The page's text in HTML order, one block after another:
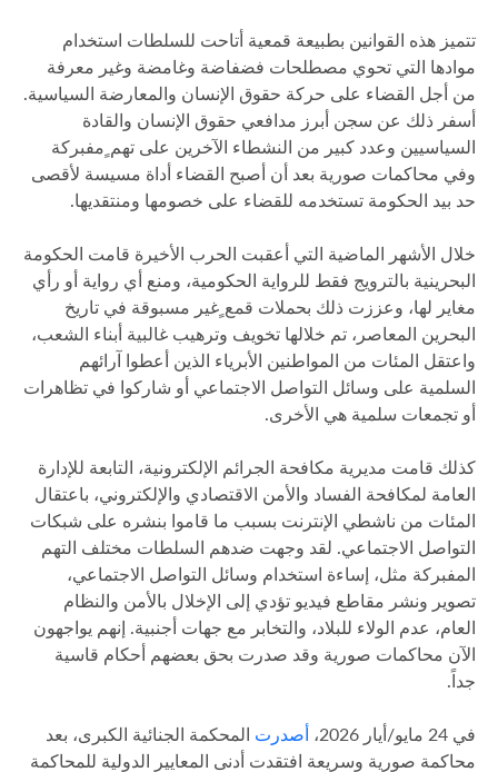
تتميز هذه القوانين بطبيعة قمعية أتاحت للسلطات استخدام
موادها التي تحوي مصطلحات فضفاضة وغامضة وغير معرفة
من أجل القضاء على حركة حقوق الإنسان والمعارضة السياسية.
أسفر ذلك عن سجن أبرز مدافعي حقوق الإنسان والقادة
السياسيين وعدد كبير من النشطاء الآخرين على تهم ٍمفبركة
وفي محاكمات صورية بعد أن أصبح القضاء أداة مسيسة لأقصى
حد بيد الحكومة تستخدمه للقضاء على خصومها ومنتقديها.
خلال الأشهر الماضية التي أعقبت الحرب الأخيرة قامت الحكومة
البحرينية بالترويج فقط للرواية الحكومية، ومنع أي رواية أو رأي
مغاير لها، وعززت ذلك بحملات قمع ٍغير مسبوقة في تاريخ
البحرين المعاصر، تم خلالها تخويف وترهيب غالبية أبناء الشعب،
واعتقل المئات من المواطنين الأبرياء الذين أعطوا آرائهم
السلمية على وسائل التواصل الاجتماعي أو شاركوا في تظاهرات
أو تجمعات سلمية هي الأخرى.
كذلك قامت مديرية مكافحة الجرائم الإلكترونية، التابعة للإدارة
العامة لمكافحة الفساد والأمن الاقتصادي والإلكتروني، باعتقال
المئات من ناشطي الإنترنت بسبب ما قاموا بنشره على شبكات
التواصل الاجتماعي. لقد وجهت ضدهم السلطات مختلف التهم
المفبركة مثل، إساءة استخدام وسائل التواصل الاجتماعي،
تصوير ونشر مقاطع فيديو تؤدي إلى الإخلال بالأمن والنظام
العام، عدم الولاء للبلاد، والتخابر مع جهات أجنبية. إنهم يواجهون
الآن محاكمات صورية وقد صدرت بحق بعضهم أحكام قاسية
جداً.
في 24 مايو/أيار 2026، أصدرت ​المحكمة الجنائية الكبرى، بعد
محاكمة صورية وسريعة افتقدت أدنى المعايير الدولية للمحاكمة